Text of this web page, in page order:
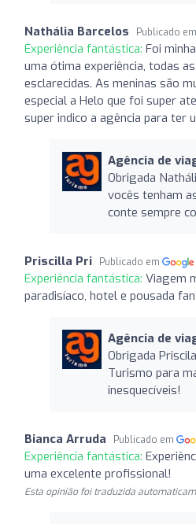
Nathália Barcelos Publicado em
Experiência fantástica: Foi
uma ótima experiência, todas
esclarecidas. As meninas são
especial a Helo que foi super
super indico a agência para ter
Agência de
Obrigada
vocês tenham
conte sempre
Priscilla Pri Publicado em
Experiência fantástica: Viagem
paradisíaco, hotel e pousada
Agência de
Obrigada
Turismo para
inesquecíveis!
Bianca Arruda Publicado em
Experiência fantástica:
uma excelente profissional!
Esta opinião foi traduzida